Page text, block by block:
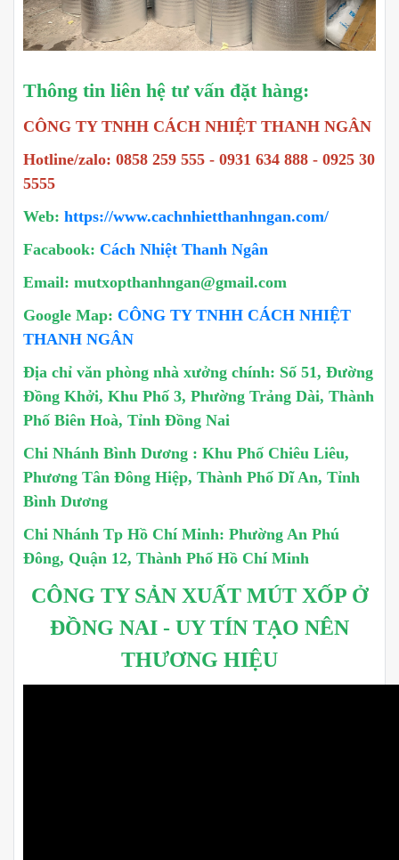
Thông tin liên hệ tư vấn đặt hàng:
CÔNG TY TNHH CÁCH NHIỆT THANH NGÂN
Hotline/zalo: 0858 259 555 - 0931 634 888 - 0925 30
5555
Web: https://www.cachnhietthanhngan.com/
Facabook: Cách Nhiệt Thanh Ngân
Email: mutxopthanhngan@gmail.com
Google Map: CÔNG TY TNHH CÁCH NHIỆT
THANH NGÂN
Địa chỉ văn phòng nhà xưởng chính: Số 51, Đường
Đồng Khởi, Khu Phố 3, Phường Trảng Dài, Thành
Phố Biên Hoà, Tỉnh Đồng Nai
Chi Nhánh Bình Dương : Khu Phố Chiêu Liêu,
Phương Tân Đông Hiệp, Thành Phố Dĩ An, Tỉnh
Bình Dương
Chi Nhánh Tp Hồ Chí Minh: Phường An Phú
Đông, Quận 12, Thành Phố Hồ Chí Minh
CÔNG TY SẢN XUẤT MÚT XỐP Ở
ĐỒNG NAI - UY TÍN TẠO NÊN
THƯƠNG HIỆU